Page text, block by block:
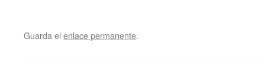
Guarda el enlace permanente.